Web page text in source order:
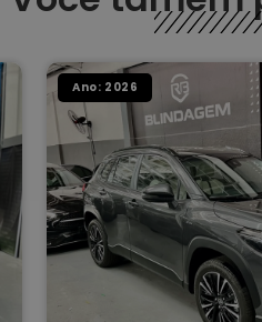
Ano: 2026